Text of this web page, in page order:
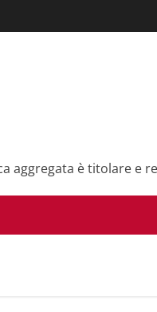
aggregata è titolare e